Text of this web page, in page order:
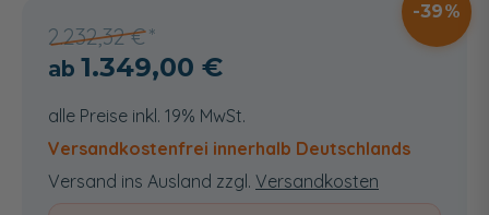
2.232,32 €
39
1.349,00 €
alle Preise inkl. 19% MwSt.
Versandkostenfrei innerhalb Deutschlands
Versand ins Ausland zzgl. Versandkosten